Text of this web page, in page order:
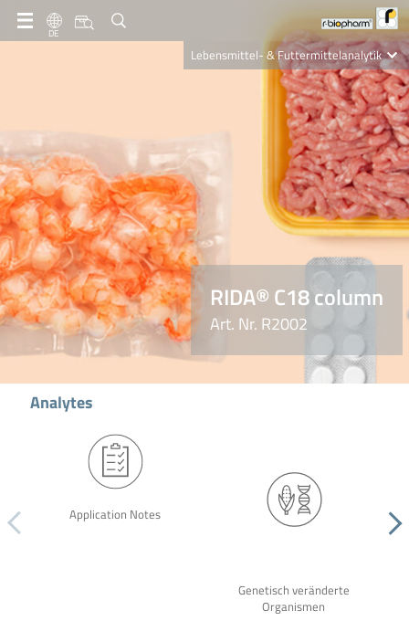
DE
Lebensmittel- & Futtermittelanalytik
Clinical Diagnostics
RIDA® C18 column
Art. Nr. R2002
Analytes
Application Notes
Genetisch veränderte
Organismen